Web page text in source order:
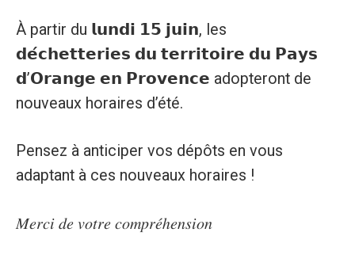
À partir du 𝗹𝘂𝗻𝗱𝗶 𝟭𝟱 𝗷𝘂𝗶𝗻, les
𝗱𝗲́𝗰𝗵𝗲𝘁𝘁𝗲𝗿𝗶𝗲𝘀 𝗱𝘂 𝘁𝗲𝗿𝗿𝗶𝘁𝗼𝗶𝗿𝗲 𝗱𝘂 𝗣𝗮𝘆𝘀
𝗱’𝗢𝗿𝗮𝗻𝗴𝗲 𝗲𝗻 𝗣𝗿𝗼𝘃𝗲𝗻𝗰𝗲 adopteront de
nouveaux horaires d’été.
Pensez à anticiper vos dépôts en vous
adaptant à ces nouveaux horaires !
𝑀𝑒𝑟𝑐𝑖 𝑑𝑒 𝑣𝑜𝑡𝑟𝑒 𝑐𝑜𝑚𝑝𝑟𝑒́ℎ𝑒𝑛𝑠𝑖𝑜𝑛